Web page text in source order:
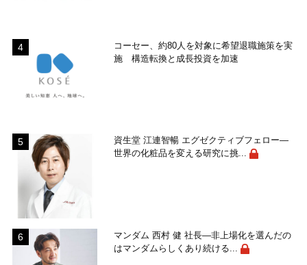
コーセー、約80人を対象に希望退職施策を実
施 構造転換と成長投資を加速
資生堂 江連智暢 エグゼクティブフェロー―
世界の化粧品を変える研究に挑...
マンダム 西村 健 社長―非上場化を選んだの
はマンダムらしくあり続ける...